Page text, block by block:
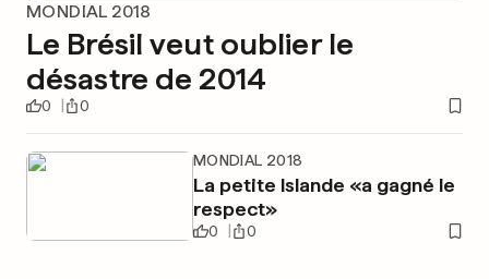
MONDIAL 2018
Le Brésil veut oublier le
désastre de 2014
0 0
MONDIAL 2018
La petite Islande «a gagné le
respect»
0 0